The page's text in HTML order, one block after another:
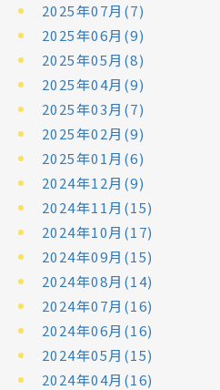
2025年07月(7)
2025年06月(9)
2025年05月(8)
2025年04月(9)
2025年03月(7)
2025年02月(9)
2025年01月(6)
2024年12月(9)
2024年11月(15)
2024年10月(17)
2024年09月(15)
2024年08月(14)
2024年07月(16)
2024年06月(16)
2024年05月(15)
2024年04月(16)